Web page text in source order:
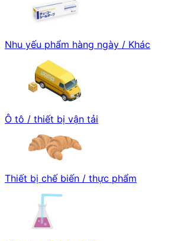
Nhu yếu phẩm hàng ngày / Khác
Ô tô / thiết bị vận tải
Thiết bị chế biến / thực phẩm